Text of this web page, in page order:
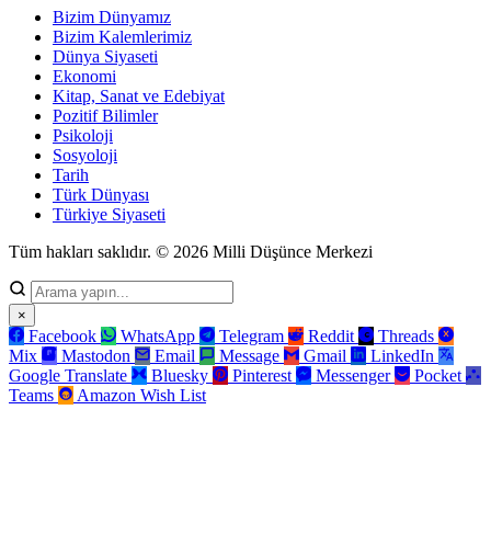
Bizim Dünyamız
Bizim Kalemlerimiz
Dünya Siyaseti
Ekonomi
Kitap, Sanat ve Edebiyat
Pozitif Bilimler
Psikoloji
Sosyoloji
Tarih
Türk Dünyası
Türkiye Siyaseti
Tüm hakları saklıdır. © 2026 Milli Düşünce Merkezi
×
Facebook WhatsApp Telegram Reddit
Threads
Mix
Mastodon Email Message Gmail
LinkedIn
Google Translate
Bluesky Pinterest Messenger
Pocket
Teams
Amazon Wish List